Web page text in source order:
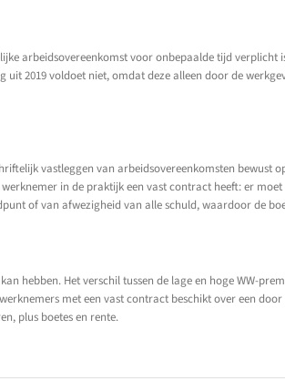
arbeidsovereenkomst voor onbepaalde tijd
2019 voldoet niet, omdat deze alleen door de
vastleggen van arbeidsovereenkomsten bewust
in de praktijk een vast contract heeft: er
of van afwezigheid van alle schuld, waardoor de
hebben. Het verschil tussen de lage en hoge WW-
met een vast contract beschikt over een
plus boetes en rente.